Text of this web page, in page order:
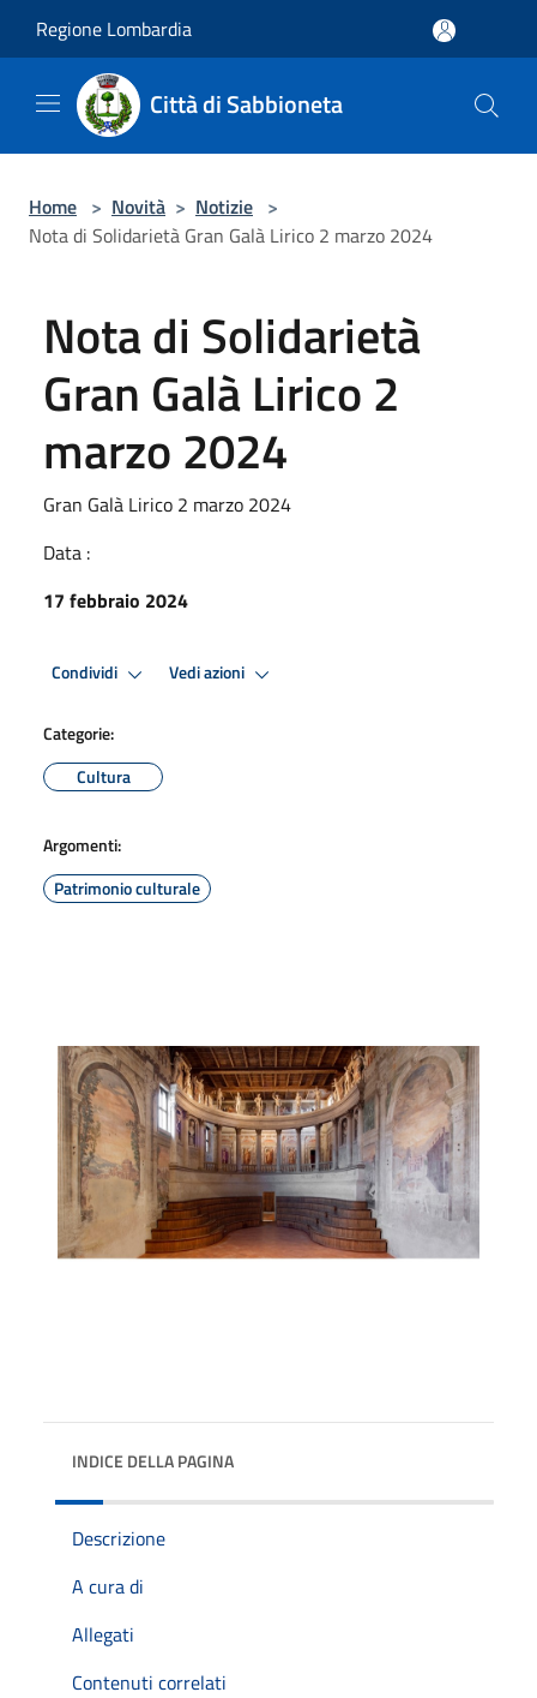
Regione Lombardia
Città di Sabbioneta
Home > Novità > Notizie >
Nota di Solidarietà Gran Galà Lirico 2 marzo 2024
Nota di Solidarietà
Gran Galà Lirico 2
marzo 2024
Gran Galà Lirico 2 marzo 2024
Data :
17 febbraio 2024
Condividi Vedi azioni
Categorie:
Cultura
Argomenti:
Patrimonio culturale
INDICE DELLA PAGINA
Descrizione
A cura di
Allegati
Contenuti correlati